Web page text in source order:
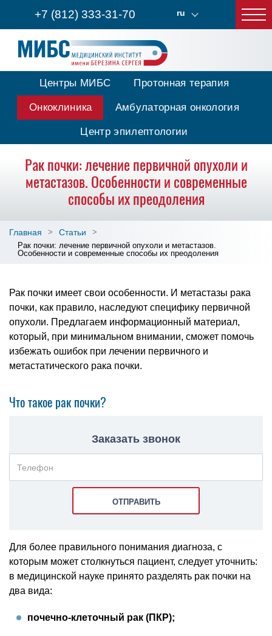
Центры МИБС Протонная терапия
Онкоклиника Амбулаторная онкология
Центр эпилептологии
+7 (812) 333-31-70 ru
Рак почки: лечение первичной опухоли и
метастазов. Особенности и современные
способы их преодоления
Главная Статьи
Рак почки: лечение первичной опухоли и метастазов.
Особенности и современные способы их преодоления
Рак почки имеет свои особенности. И метастазы рака
почки, как правило, наследуют специфику первичной
опухоли. Предлагаем информационный материал,
который, при минимальном внимании, сможет помочь
избежать ошибок при лечении первичного и
метастатического рака почки.
Что такое рак почки?
Заказать звонок
Для более правильного понимания диагноза, с
которым может столкнуться пациент, следует уточнить:
в медицинской науке принято разделять рак почки на
два вида:
почечно-клеточный рак (ПКР);